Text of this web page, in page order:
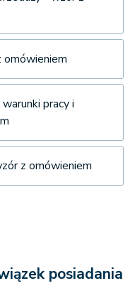
omówieniem
pracy i
z omówieniem
posiadania